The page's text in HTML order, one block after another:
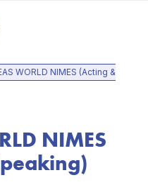
WORLD NIMES (Acting &
NIMES